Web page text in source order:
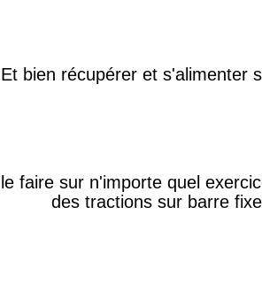
Et bien récupérer et s'alimenter
faire sur n'importe quel
des tractions sur barre